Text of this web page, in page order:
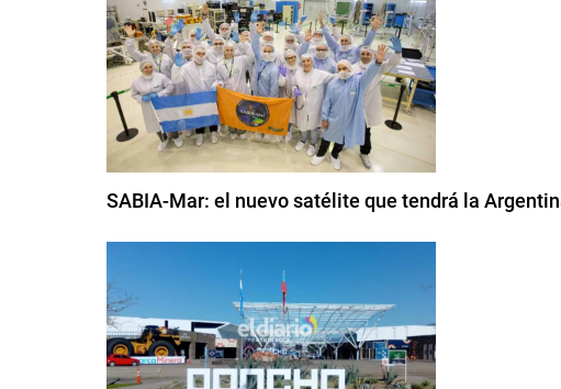
SABIA-Mar: el nuevo satélite que tendrá la